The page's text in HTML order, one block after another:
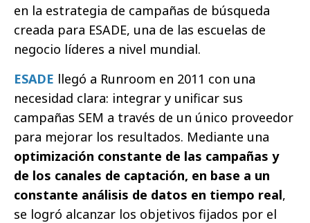
en la estrategia de campañas de búsqueda
creada para ESADE, una de las escuelas de
negocio líderes a nivel mundial.
ESADE llegó a Runroom en 2011 con una
necesidad clara: integrar y unificar sus
campañas SEM a través de un único proveedor
para mejorar los resultados. Mediante una
optimización constante de las campañas y
de los canales de captación, en base a un
constante análisis de datos en tiempo real,
se logró alcanzar los objetivos fijados por el